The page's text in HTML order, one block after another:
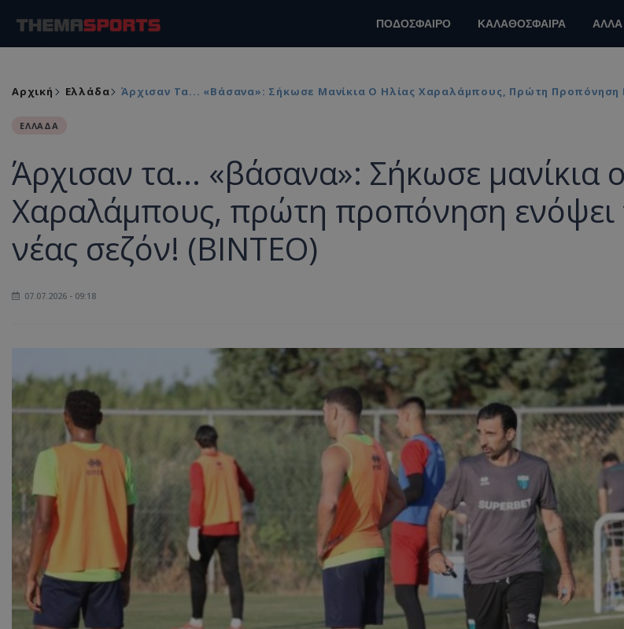
ΠΟΔΟΣΦΑΙΡΟ ΚΑΛΑΘΟΣΦΑΙΡΑ
Αρχική Ελλάδα Άρχισαν Τα... «βάσανα»: Σήκωσε Μανίκια Ο Ηλίας Χαραλάμπους, Πρώτη Προπόνηση
ΕΛΛΑΔΑ
Άρχισαν τα... «βάσανα»: Σήκωσε μανίκια
Χαραλάμπους, πρώτη προπόνηση ενόψει
νέας σεζόν! (ΒΙΝΤΕΟ)
07.07.2026 - 09:18